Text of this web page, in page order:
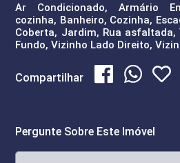
Ar Condicionado, Armário
cozinha, Banheiro, Cozinha,
Coberta, Jardim, Rua asfaltada,
Fundo, Vizinho Lado Direito,
Compartilhar
Pergunte Sobre Este Imóvel